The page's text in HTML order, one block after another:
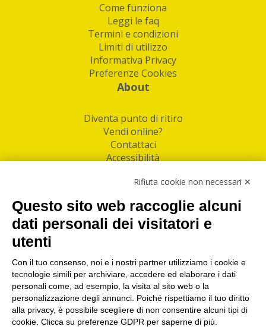
Come funziona
Leggi le faq
Termini e condizioni
Limiti di utilizzo
Informativa Privacy
Preferenze Cookies
About
Diventa punto di ritiro
Vendi online?
Contattaci
Accessibilità
Facebook
Linkedin
I nostri punti di ritiro e spedizione pacchi nelle
maggiori città italiane
Torino|Milano|Roma|Bologna|Firenze| Genova
Napoli|Varese
Rifiuta cookie non necessari ✕
Questo sito web raccoglie alcuni
dati personali dei visitatori e
utenti
Con il tuo consenso, noi e i nostri partner utilizziamo i cookie e
tecnologie simili per archiviare, accedere ed elaborare i dati
personali come, ad esempio, la visita al sito web o la
personalizzazione degli annunci. Poiché rispettiamo il tuo diritto
alla privacy, è possibile scegliere di non consentire alcuni tipi di
cookie. Clicca su preferenze GDPR per saperne di più.